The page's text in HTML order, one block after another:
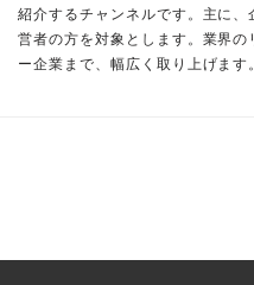
紹介するチャンネルです。主に
営者の方を対象とします。業界
ー企業まで、幅広く取り上げます。